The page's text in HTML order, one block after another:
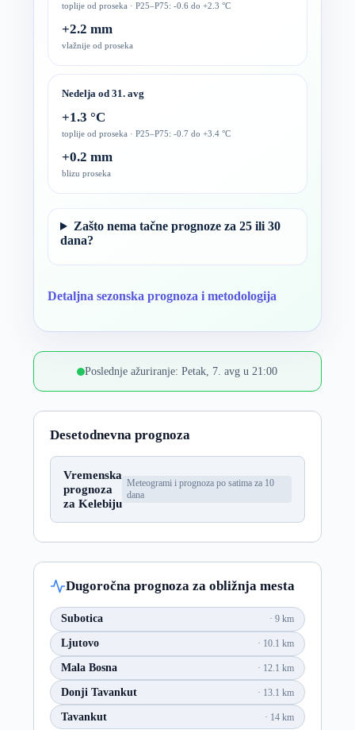
toplije od proseka · P25–P75: -0.6 do +2.3 °C
+2.2 mm
vlažnije od proseka
Nedelja od 31. avg
+1.3 °C
toplije od proseka · P25–P75: -0.7 do +3.4 °C
+0.2 mm
blizu proseka
Zašto nema tačne prognoze za 25 ili 30
dana?
Detaljna sezonska prognoza i metodologija
Poslednje ažuriranje: Petak, 7. avg u 21:00
Desetodnevna prognoza
Vremenska
prognoza
za Kelebiju
Meteogrami i prognoza po satima za 10
dana
Dugoročna prognoza za obližnja mesta
Subotica 9 km
Ljutovo 10.1 km
Mala Bosna 12.1 km
Donji Tavankut 13.1 km
Tavankut 14 km